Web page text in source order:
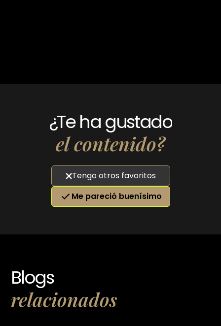
¿Te ha gustado
el contenido?
Tengo otros favoritos
Me pareció buenísimo
Blogs
relacionados